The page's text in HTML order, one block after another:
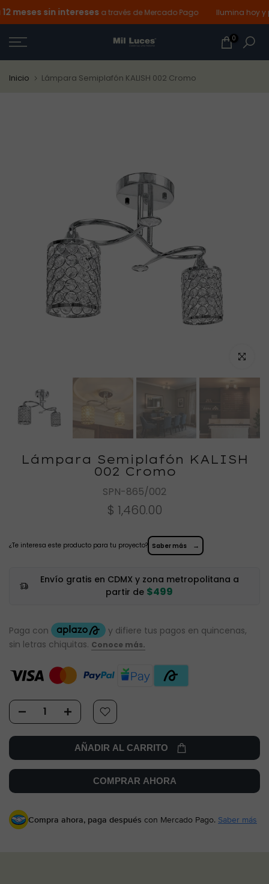
Ir
al
contenido
sin interesesa través de Mercado Pago Ilumina hoy y
0
Inicio Lámpara Semiplafón KALISH 002 Cromo
Haz
Lámpara Semiplafón KALISH
002 Cromo
SPN-865/002
$ 1,460.00
¿Te interesa este producto para tu proyecto? Saber más →
Envío gratis en CDMX y zona metropolitana a
partir de $499
AÑADIR AL CARRITO
COMPRAR AHORA
Compra ahora, paga después con Mercado Pago. Saber más